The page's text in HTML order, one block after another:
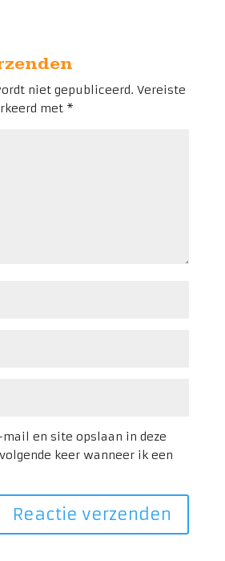
niet gepubliceerd. Vereiste
met *
en site opslaan in deze
keer wanneer ik een